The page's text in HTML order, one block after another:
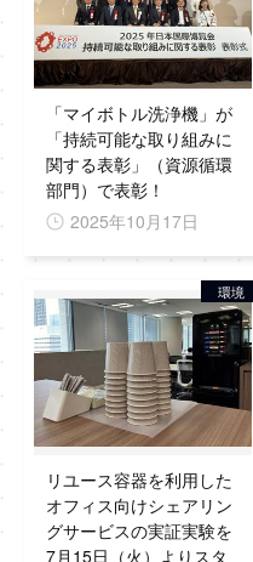
「マイボトル洗浄機」が
「持続可能な取り組みに
関する表彰」（資源循環
部門）で表彰！
2025年10月17日
環境
リユース容器を利用した
オフィス向けシェアリン
グサービスの実証実験を
7月15日（火）よりスタ